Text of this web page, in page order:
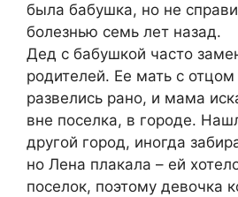
была бабушка, но не
болезнью семь лет назад.
Дед с бабушкой часто
родителей. Ее мать с
развелись рано, и мама
вне поселка, в городе.
другой город, иногда
но Лена плакала – ей
поселок, поэтому девочка